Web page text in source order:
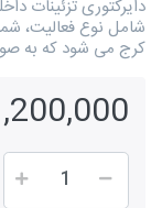
شامل نوع فعالیت،
کرج می شود که به
1,200,000